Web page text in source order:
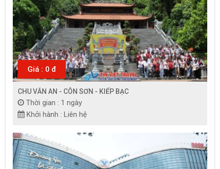
Giá : 0 đ
CHU VĂN AN - CÔN SƠN - KIẾP BẠC
Thời gian : 1 ngày
Khởi hành : Liên hệ